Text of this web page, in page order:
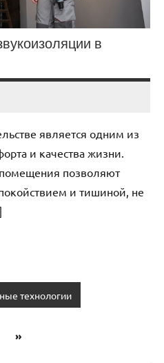
в
является одним из
и качества жизни.
позволяют
и тишиной, не
технологии
Следующие
»